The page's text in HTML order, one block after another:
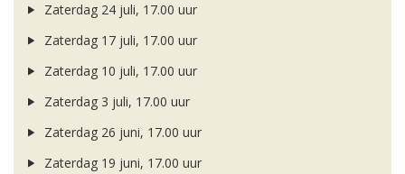
Zaterdag 24 juli, 17.00 uur
Zaterdag 17 juli, 17.00 uur
Zaterdag 10 juli, 17.00 uur
Zaterdag 3 juli, 17.00 uur
Zaterdag 26 juni, 17.00 uur
Zaterdag 19 juni, 17.00 uur